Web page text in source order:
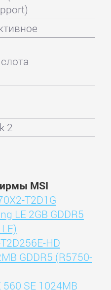
2
MSI
T2D1G
LE 2GB GDDR5
HD
GDDR5 (R5750-
560 SE 1024MB